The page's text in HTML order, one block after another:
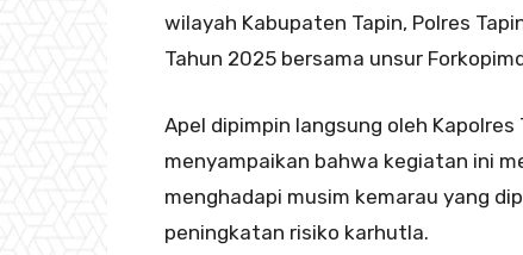
wilayah Kabupaten Tapin, Polres
Tahun 2025 bersama unsur
Apel dipimpin langsung oleh Kapolres
menyampaikan bahwa kegiatan ini
menghadapi musim kemarau yang
peningkatan risiko karhutla.